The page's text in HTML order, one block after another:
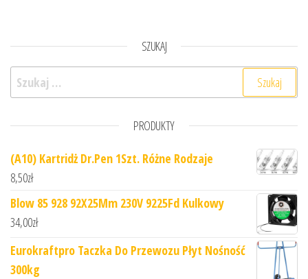
SZUKAJ
Szukaj:
PRODUKTY
(A10) Kartridż Dr.Pen 1Szt. Różne Rodzaje
8,50zł
Blow 85 928 92X25Mm 230V 9225Fd Kulkowy
34,00zł
Eurokraftpro Taczka Do Przewozu Płyt Nośność
300kg